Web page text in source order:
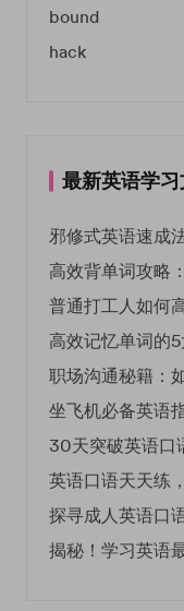
bound
hack
最新英语学
邪修式英语速成
高效背单词攻略
高效记忆单词的
坐飞机必备英语
30天突破英语口
英语口语天天练
揭秘！学习英语